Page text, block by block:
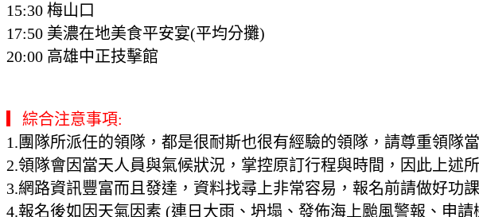
15:30 梅山口
17:50 美濃在地美食平安宴(平均分攤)
20:00 高雄中正技擊館
▎綜合注意事項:
1.團隊所派任的領隊，都是很耐斯也很有經驗的領隊，請尊重領隊
2.領隊會因當天人員與氣候狀況，掌控原訂行程與時間，因此上述
3.網路資訊豐富而且發達，資料找尋上非常容易，報名前請做好功
4.報名後如因天氣因素 (連日大雨、坍塌、發佈海上颱風警報、申